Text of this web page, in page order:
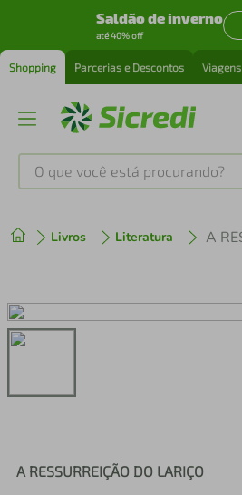
Saldão de inverno
até 40% off
Shopping Parcerias e Descontos Viagens
O que você está procurando?
Livros Literatura
A RESSURREIÇÃO DO LARIÇO
2º cafeteira